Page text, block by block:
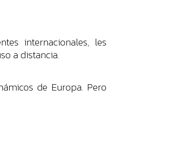
internacionales, les
a distancia.
de Europa. Pero